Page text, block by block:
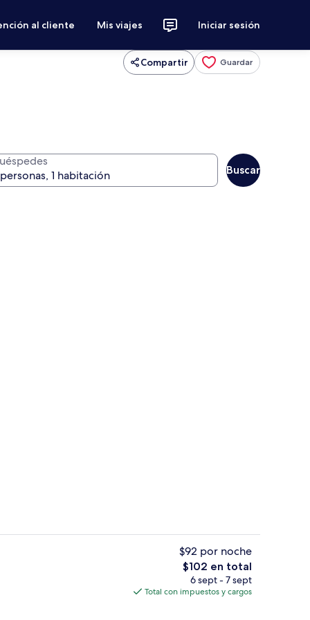
al cliente Mis viajes Iniciar sesión
Compartir Guardar
Buscar
Restaurante
$92 por noche
El
precio
total
$102 en total
6 sept - 7 sept
Total con impuestos y cargos